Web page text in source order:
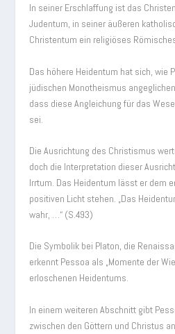
In seiner Erschlaffung ist das
Judentum, in seiner äußeren
Christentum ein religiöses
Das höhere Heidentum hat sich, wie
jüdischen Monotheismus
dass diese Angleichung für das
sei.
Die Ausrichtung des Christismus
doch die Interpretation dieser
Irrtum. Das Heidentum lässt er dem
positiven Licht stehen. „Das
wahr, …“ (S.493)
Die Symbolik bei Platon, die
erkennt Pessoa als „Momente der
erloschenen Heidentums.
In einem weiteren Abschnitt gibt
zwischen den Göttern und Christus